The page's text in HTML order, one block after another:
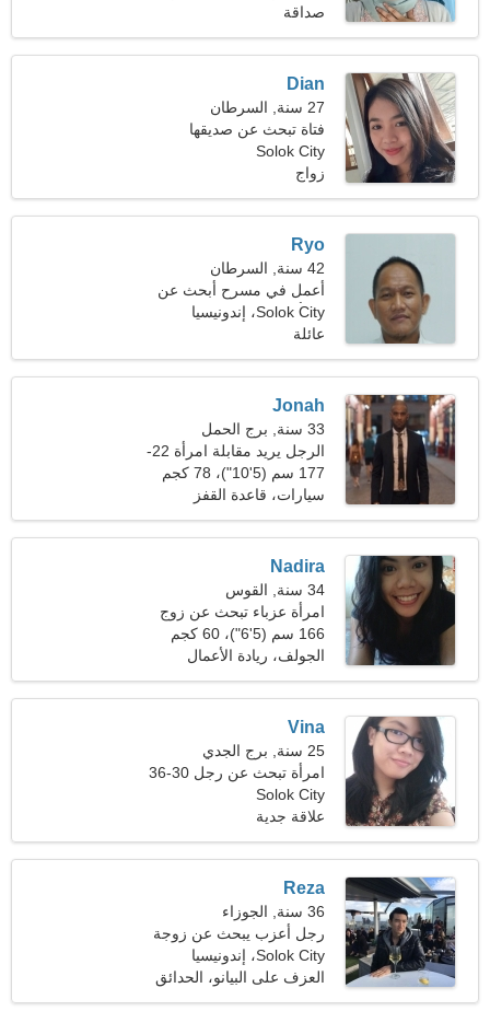
(112 رطلا)
صداقة
Dian
27 سنة, السرطان
فتاة تبحث عن صديقها
Solok City
زواج
Ryo
42 سنة, السرطان
أعمل في مسرح أبحث عن
امرأة لطيفة
Solok City، إندونيسيا
عائلة
Jonah
33 سنة, برج الحمل
الرجل يريد مقابلة امرأة 22-
28
177 سم (5'10")، 78 كجم
(171 رطلا)
سيارات، قاعدة القفز
Nadira
34 سنة, القوس
امرأة عزباء تبحث عن زوج
166 سم (5'6")، 60 كجم
(132 رطلا)
الجولف، ريادة الأعمال
Vina
25 سنة, برج الجدي
امرأة تبحث عن رجل 30-36
Solok City
علاقة جدية
Reza
36 سنة, الجوزاء
رجل أعزب يبحث عن زوجة
25-31
Solok City، إندونيسيا
العزف على البيانو، الحدائق